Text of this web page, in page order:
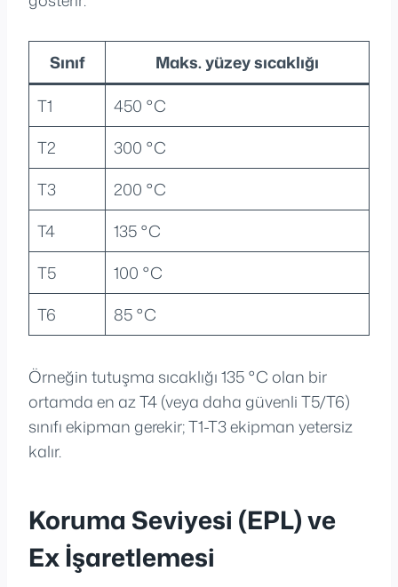
Sınıf
Maks. yüzey sıcaklığı
T1
450 °C
T2
300 °C
T3
200 °C
T4
135 °C
T5
100 °C
T6
85 °C
Örneğin tutuşma sıcaklığı 135 °C olan bir
ortamda en az T4 (veya daha güvenli T5/T6)
sınıfı ekipman gerekir; T1-T3 ekipman yetersiz
kalır.
Koruma Seviyesi (EPL) ve
Ex İşaretlemesi